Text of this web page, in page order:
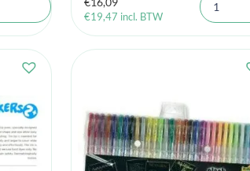
€19,47 incl. BTW